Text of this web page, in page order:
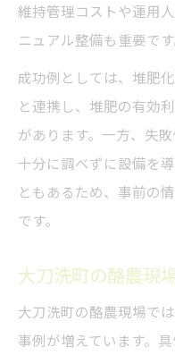
維持管理コストや運用
ニュアル整備も重要です
成功例としては、堆肥
と連携し、堆肥の有効
があります。一方、失
十分に調べずに設備を
ともあるため、事前の
です。
大刀洗町の酪農現
大刀洗町の酪農現場で
事例が増えています。